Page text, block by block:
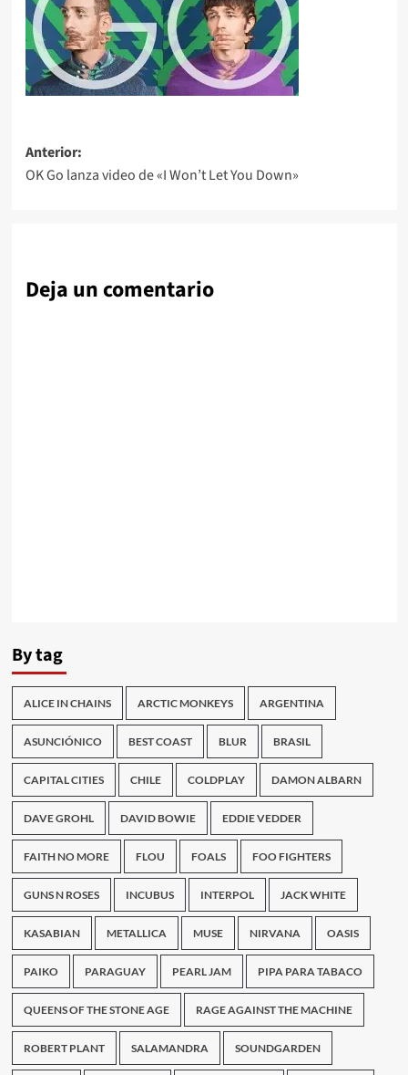
Navegación
de
Anterior:
OK Go lanza video de «I Won’t Let You Down»
Deja un comentario
By tag
ALICE IN CHAINS ARCTIC MONKEYS ARGENTINA
ASUNCIÓNICO BEST COAST BLUR BRASIL
CAPITAL CITIES CHILE COLDPLAY DAMON ALBARN
DAVE GROHL DAVID BOWIE EDDIE VEDDER
FAITH NO MORE FLOU FOALS FOO FIGHTERS
GUNS N ROSES INCUBUS INTERPOL JACK WHITE
KASABIAN METALLICA MUSE NIRVANA OASIS
PAIKO PARAGUAY PEARL JAM PIPA PARA TABACO
QUEENS OF THE STONE AGE RAGE AGAINST THE MACHINE
ROBERT PLANT SALAMANDRA SOUNDGARDEN